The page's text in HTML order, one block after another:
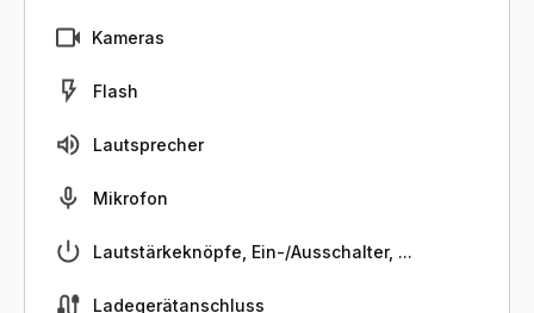
Kameras
Flash
Lautsprecher
Mikrofon
Lautstärkeknöpfe, Ein-/Ausschalter, ...
Ladegerätanschluss